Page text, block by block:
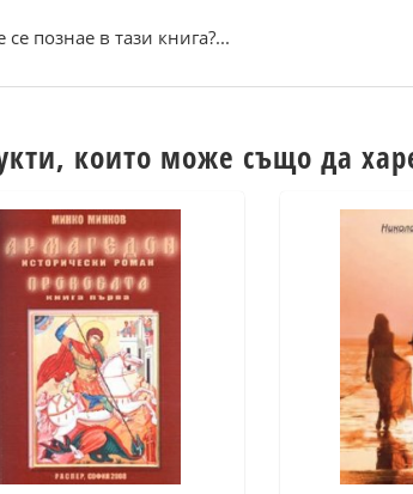
познае в тази книга?...
които може също да